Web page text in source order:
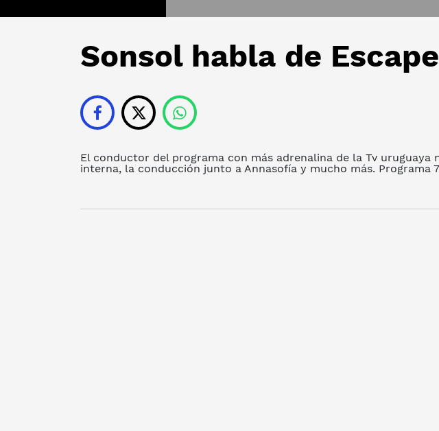
Sonsol habla de
El conductor del programa con más adrenalina de la Tv uruguaya
interna, la conducción junto a Annasofía y mucho más. Programa